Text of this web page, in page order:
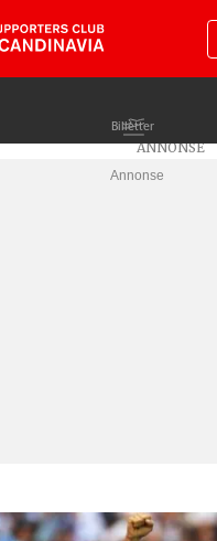
Billetter
Annonse